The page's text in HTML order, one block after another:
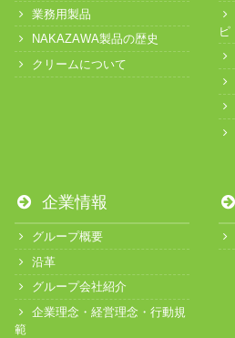
業務用製品
NAKAZAWA製品の歴史
クリームについて
ピ
企業情報
グループ概要
沿革
グループ会社紹介
企業理念・経営理念・行動規
範